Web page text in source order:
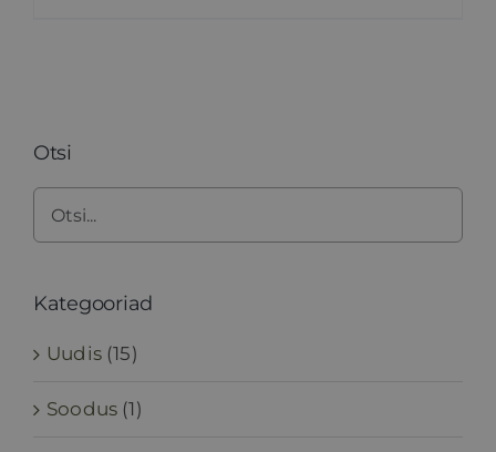
Otsi
Kategooriad
Uudis (15)
Soodus (1)